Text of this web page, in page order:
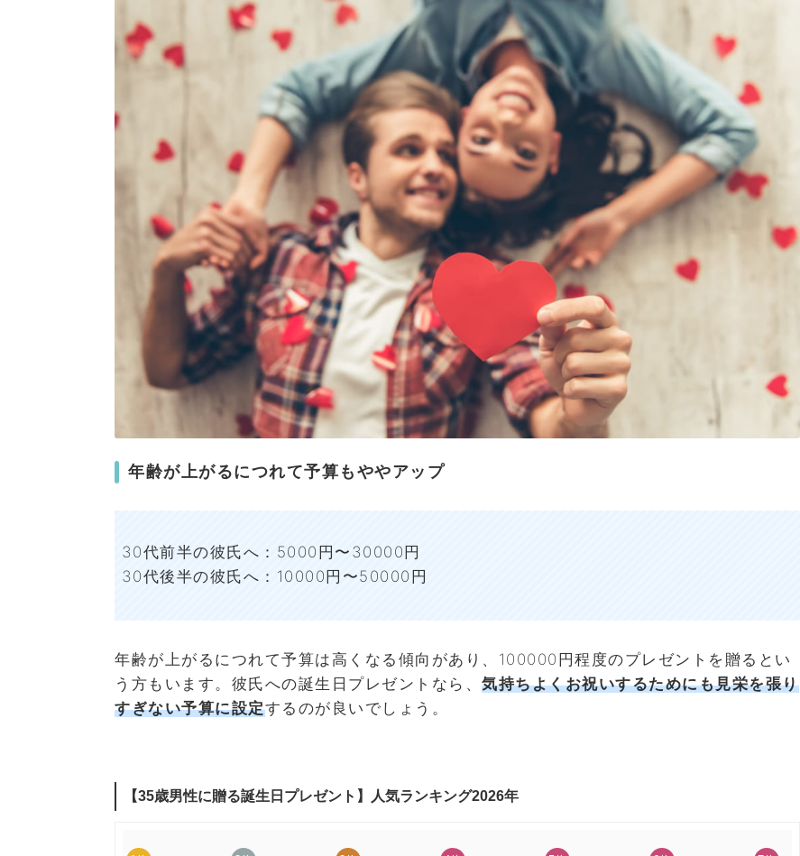
年齢が上がるにつれて予算もややアップ
30代前半の彼氏へ：5000円〜30000円
30代後半の彼氏へ：10000円〜50000円
年齢が上がるにつれて予算は高くなる傾向があり、100000円程度のプレゼントを贈るとい
う方もいます。彼氏への誕生日プレゼントなら、 気持ちよくお祝いするためにも見栄を張り
すぎない予算に設定するのが良いでしょう。